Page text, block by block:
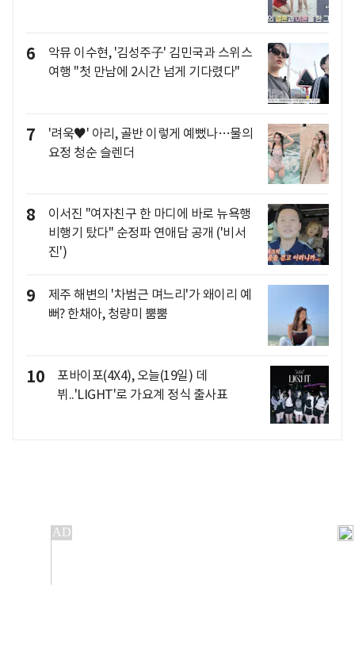
6
악뮤 이수현, '김성주子' 김민국과 스위스
여행 "첫 만남에 2시간 넘게 기다렸다"
7
'려욱♥' 아리, 골반 이렇게 예뻤나…물의
요정 청순 슬렌더
8
이서진 "여자친구 한 마디에 바로 뉴욕행
비행기 탔다" 순정파 연애담 공개 ('비서
진')
9
제주 해변의 '차범근 며느리'가 왜이리 예
뻐? 한채아, 청량미 뿜뿜
10
포바이포(4X4), 오늘(19일) 데
뷔..'LIGHT'로 가요계 정식 출사표